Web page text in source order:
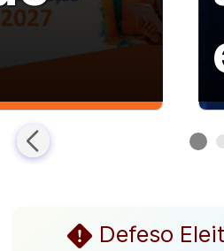
Defeso